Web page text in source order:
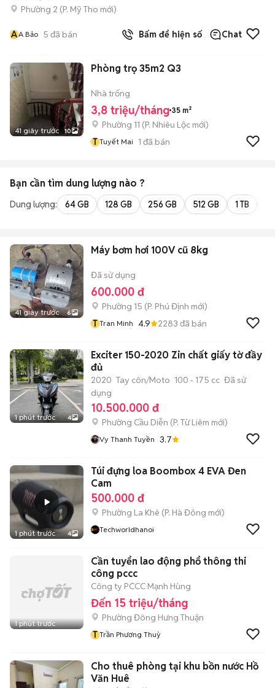
Phường 2 (P. Mỹ Tho mới)
AA Bảo 5 đã bán Bấm để hiện số Chat
41 giây trước 10
Phòng trọ 35m2 Q3
Nhà trống
3,8 triệu/tháng 35 m²
Phường 11 (P. Nhiêu Lộc mới)
T Tuyết Mai 1 đã bán
Bạn cần tìm dung lượng nào ?
Dung lượng: 64 GB 128 GB 256 GB 512 GB 1 TB
41 giây trước 6
Máy bơm hơi 100V cũ 8kg
Đã sử dụng
600.000 đ
Phường 15 (P. Phú Định mới)
T Tran Minh 4.9 2283 đã bán
1 phút trước 4
Exciter 150-2020 Zin chất giấy tờ đầy
đủ
2020 Tay côn/Moto 100 - 175 cc Đã sử
dụng
10.500.000 đ
Phường Cầu Diễn (P. Từ Liêm mới)
Vy Thanh Tuyền 3.7
1 phút trước 4
Túi đựng loa Boombox 4 EVA Đen
Cam
500.000 đ
Phường La Khê (P. Hà Đông mới)
Techworldhanoi
1 phút trước
Cần tuyển lao động phổ thông thi
công pccc
Công ty PCCC Mạnh Hùng
Đến 15 triệu/tháng
Phường Đông Hưng Thuận
T Trần Phương Thuỳ
Cho thuê phòng tại khu bồn nước Hồ
Văn Huê